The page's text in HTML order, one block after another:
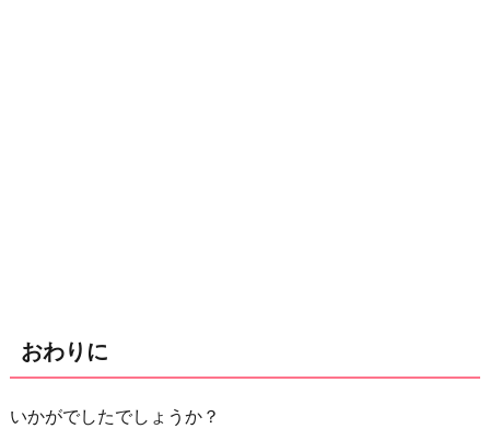
おわりに
いかがでしたでしょうか？